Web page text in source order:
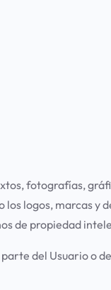
fotografías,
logos, marcas y
de propiedad
del Usuario o